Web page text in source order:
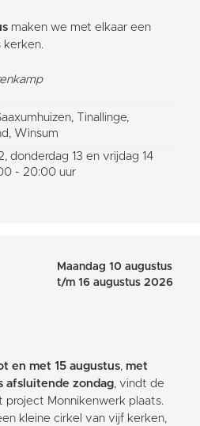
maken we met elkaar een
kerken.
Tinallinge,
Winsum
donderdag 13 en vrijdag 14
- 20:00 uur
Maandag 10 augustus
t/m 16 augustus 2026
en met 15 augustus, met
afsluitende zondag, vindt de
project Monnikenwerk plaats.
kleine cirkel van vijf kerken,